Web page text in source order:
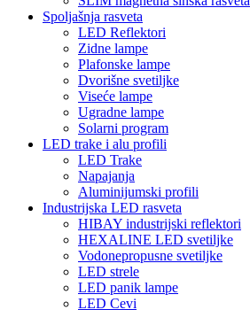
Spoljašnja rasveta
LED Reflektori
Zidne lampe
Plafonske lampe
Dvorišne svetiljke
Viseće lampe
Ugradne lampe
Solarni program
LED trake i alu profili
LED Trake
Napajanja
Aluminijumski profili
Industrijska LED rasveta
HIBAY industrijski reflektori
HEXALINE LED svetiljke
Vodonepropusne svetiljke
LED strele
LED panik lampe
LED Cevi